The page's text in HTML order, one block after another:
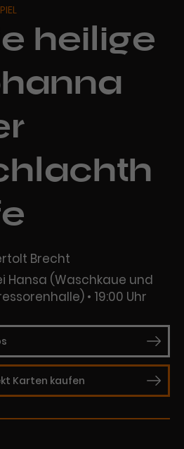
heilige
Brecht
Hansa (Waschkaue und
19:00 Uhr
Karten kaufen